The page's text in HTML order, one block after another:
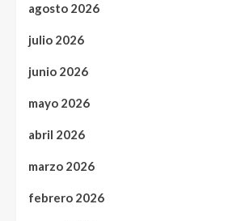
agosto 2026
julio 2026
junio 2026
mayo 2026
abril 2026
marzo 2026
febrero 2026